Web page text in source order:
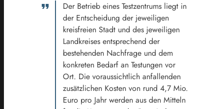
Der Betrieb eines Testzentrums liegt in
der Entscheidung der jeweiligen
kreisfreien Stadt und des jeweiligen
Landkreises entsprechend der
bestehenden Nachfrage und dem
konkreten Bedarf an Testungen vor
Ort. Die voraussichtlich anfallenden
zusätzlichen Kosten von rund 4,7 Mio.
Euro pro Jahr werden aus den Mitteln